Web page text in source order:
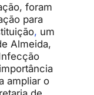
foram
para
, um
Almeida,
ampliar o